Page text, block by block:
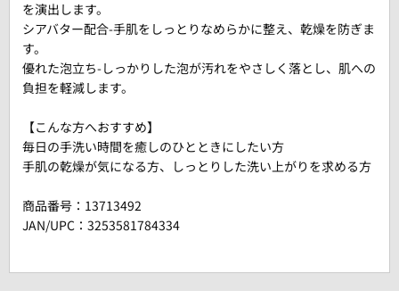
を演出します。
シアバター配合-手肌をしっとりなめらかに整え、乾燥を防ぎま
す。
優れた泡立ち-しっかりした泡が汚れをやさしく落とし、肌への
負担を軽減します。
【こんな方へおすすめ】
毎日の手洗い時間を癒しのひとときにしたい方
手肌の乾燥が気になる方、しっとりした洗い上がりを求める方
商品番号： 13713492
JAN/UPC：3253581784334